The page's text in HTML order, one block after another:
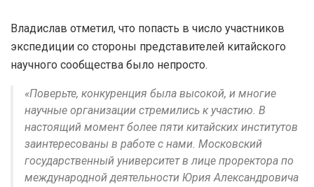
Владислав отметил, что попасть в число участников
экспедиции со стороны представителей китайского
научного сообщества было непросто.
«Поверьте, конкуренция была высокой, и многие
научные организации стремились к участию. В
настоящий момент более пяти китайских институтов
заинтересованы в работе с нами. Московский
государственный университет в лице проректора по
международной деятельности Юрия Александровича